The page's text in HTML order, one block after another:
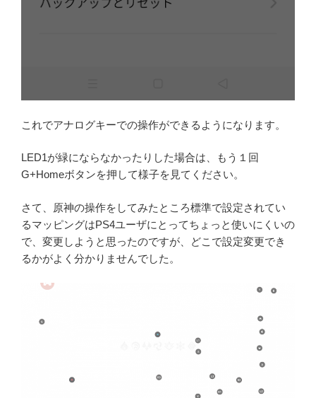
これでアナログキーでの操作ができるようになります。
LED1が緑にならなかったりした場合は、もう１回
G+Homeボタンを押して様子を見てください。
さて、原神の操作をしてみたところ標準で設定されてい
るマッピングはPS4ユーザにとってちょっと使いにくいの
で、変更しようと思ったのですが、どこで設定変更でき
るかがよく分かりませんでした。